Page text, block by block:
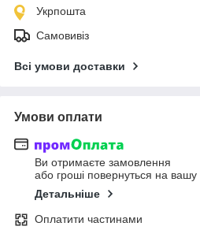
Укрпошта
Самовивіз
Всі умови доставки
Умови оплати
Ви отримаєте замовлення
або гроші повернуться на вашу
Детальніше
Оплатити частинами